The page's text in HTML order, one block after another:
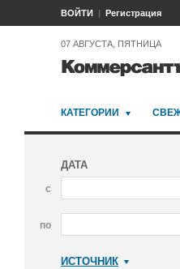
ВОЙТИ Регистрация
07 АВГУСТА, ПЯТНИЦА
КАТЕГОРИИ
ДАТА
с
по
ИСТОЧНИК